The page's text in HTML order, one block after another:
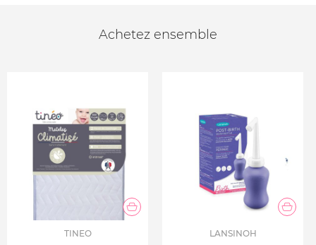
Achetez ensemble
TINEO LANSINOH